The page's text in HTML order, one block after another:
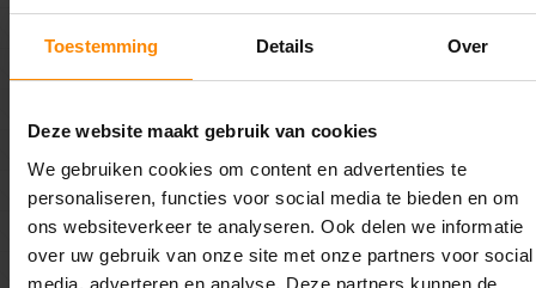
Toestemming Details Over
Deze website maakt gebruik van cookies
We gebruiken cookies om content en advertenties te
personaliseren, functies voor social media te bieden en om
ons websiteverkeer te analyseren. Ook delen we informatie
over uw gebruik van onze site met onze partners voor social
media, adverteren en analyse. Deze partners kunnen de
wordt onderdeel van een klein en hecht salesteam.
Naast eensalaris van €2.000 tot €3.200 per maand
uitstekende secundaire arbeidsvoorwaarden zoals:
Vakantiegeld en extra vakantiedagen;
Pensioenregeling;
Personeelskorting;
Reiskostenvergoeding;